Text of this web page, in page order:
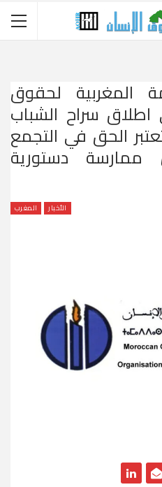
المغربية لحقوق
اطلاق سراح الشباب
الحق في التجمع
ممارسة دستورية
الأخبار المغرب